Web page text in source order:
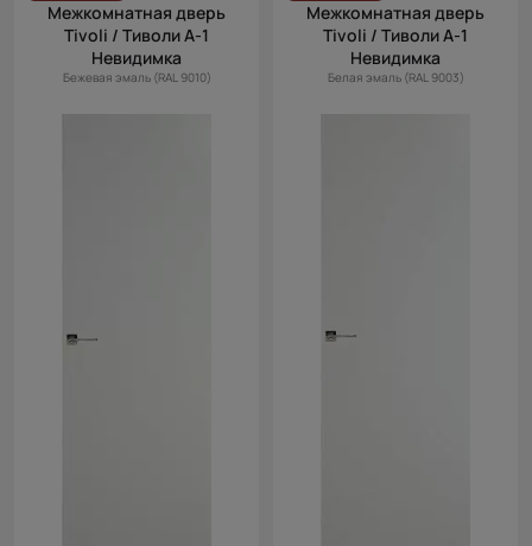
Межкомнатная дверь
Tivoli / Тиволи А-1
Невидимка
Бежевая эмаль (RAL 9010)
Межкомнатная дверь
Tivoli / Тиволи А-1
Невидимка
Белая эмаль (RAL 9003)